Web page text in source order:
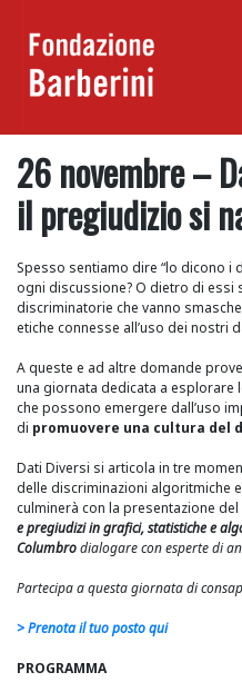
content26 novembre –
il pregiudizio si
Spesso sentiamo dire “lo dicono i
ogni discussione? O dietro di essi
discriminatorie che vanno
etiche connesse all’uso dei nostri
A queste e ad altre domande
una giornata dedicata a esplorare
che possono emergere dall’uso
di promuovere una cultura del
Dati Diversi si articola in tre
delle discriminazioni algoritmiche
culminerà con la presentazione
e pregiudizi in grafici, statistiche e
Columbrodialogare con esperte di
Partecipa a questa giornata di
> Prenota il tuo posto qui
PROGRAMMA